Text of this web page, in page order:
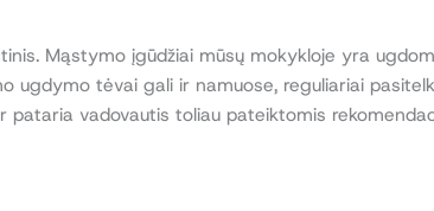
Mąstymo įgūdžiai mūsų mokykloje yra
ugdymo tėvai gali ir namuose, reguliariai
vadovautis toliau pateiktomis